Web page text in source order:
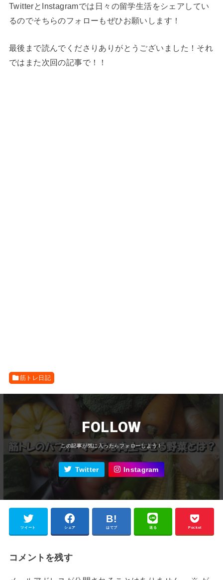
TwitterとInstagramでは日々の留学生活をシェアしてい
るのでそちらのフォローもぜひお願いします！
最後まで読んでくださりありがとうございました！それ
ではまた次回の記事で！！
筋トレ日記
FOLLOW
Twitter Instagram
ツイート シェア はてブ 送る Pocket
コメントを残す